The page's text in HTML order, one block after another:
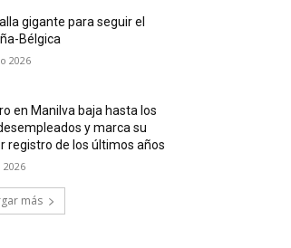
gigante para seguir el
Bélgica
2026
en Manilva baja hasta los
y marca su
registro de los últimos años
más